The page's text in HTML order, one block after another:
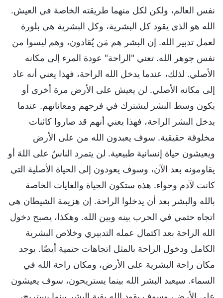
نفس العالم، ولكن لكل منهما طريقته الخاصة في العيش.
الله هو الذي يقود كل البشرية، وكل البشرية هي بلورة
لعمل تدبير الله. إن البشر هم مَن يُقادون، وهم ليسوا من
نفس جوهر الله. تعني "الراحة" عودة المرء إلى مكانه
الأصلي. لذلك، عندما يدخل الله الراحة، فهذا يعني أنه عاد
إلى مكانه الأصلي. لن يعيش على الأرض مرة أخرى أو
يكون وسط البشر ليشترك في فرحهم ومعاناتهم. عندما
يدخل البشر الراحة، فهذا يعني أنهم قد صاروا كائنات
مخلوقة حقيقية. سوف يعبدون الله من على الأرض
ويعيشون حياة إنسانية طبيعية. لن يتمرد الناسُ على اللهَ أو
يقاومونه بعد الآن، وسوف يعودون إلى الحياة الأصلية التي
كانت لآدم وحواء. هذه ستكون الحياة والغايات الخاصة
بالله والبشر بعد أن يدخلوا الراحة. إن هزيمة الشيطان هي
اتجاه حتمي في الحرب بينه وبين الله. وهكذا، يصبح دخول
الله الراحة بعد اكتمال عمله التدبيري وخلاص البشرية
الكامل ودخول الراحة بالمثل اتجاهات حتمية أيضًا. يوجد
مكان راحة البشرية على الأرض، ومكان راحة الله في
السماء. سيعبد البشر الله بينما يستريحون، سوف يعيشون